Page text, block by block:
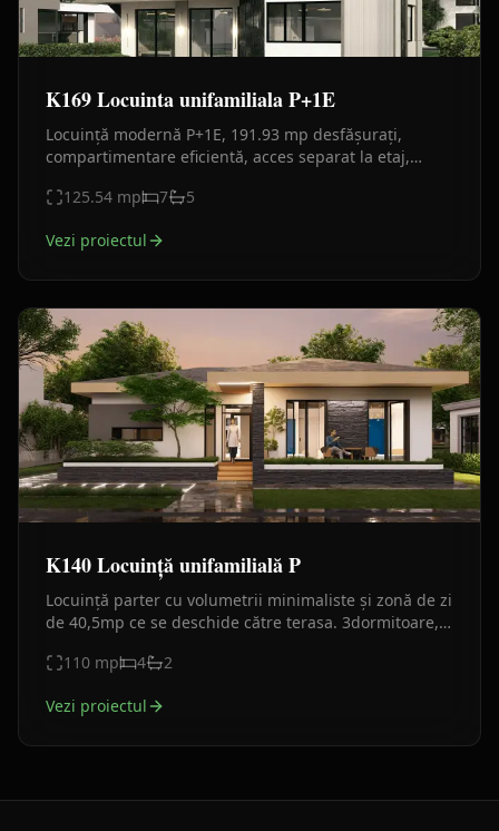
K169 Locuinta unifamiliala P+1E
Locuință modernă P+1E, 191.93 mp desfășurați,
compartimentare eficientă, acces separat la etaj,
125.54 mp 7 5
Vezi proiectul
K140 Locuință unifamilială P
Locuință parter cu volumetrii minimaliste și zonă de zi
de 40,5mp ce se deschide către terasa. 3dormitoare,
110 mp 4 2
Vezi proiectul